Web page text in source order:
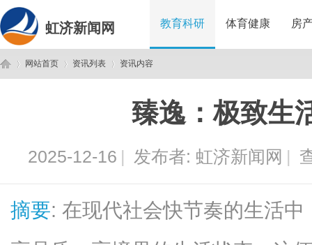
虹济新闻网 教育科研 体育健康 房
网站首页 资讯列表 资讯内容
臻逸：极致生
2025-12-16 | 发布者: 虹济新闻网 |
摘要: 在现代社会快节奏的生活